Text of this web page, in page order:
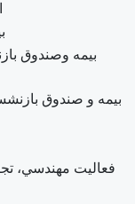
بيمه وصندوق
بیمه و صندوق
فعاليت مهندسي،